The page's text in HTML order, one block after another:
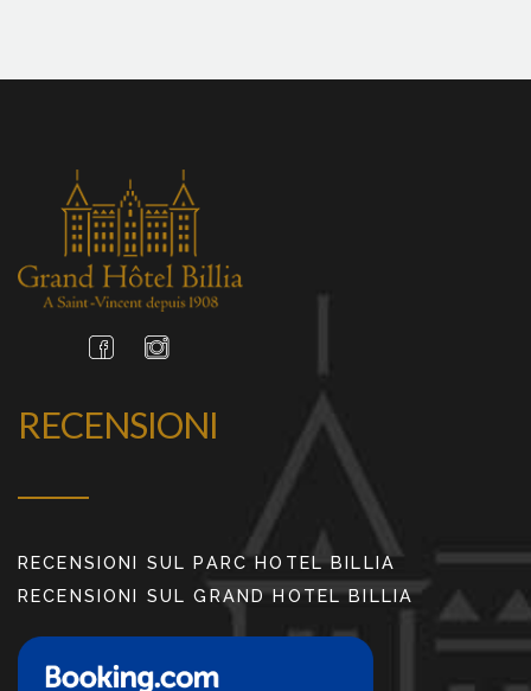
RECENSIONI
RECENSIONI SUL PARC HOTEL BILLIA
RECENSIONI SUL GRAND HOTEL BILLIA